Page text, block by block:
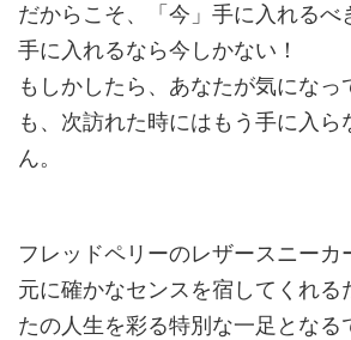
だからこそ、「今」手に入れるべ
手に入れるなら今しかない！
もしかしたら、あなたが気になっ
も、次訪れた時にはもう手に入ら
ん。
フレッドペリーのレザースニーカ
元に確かなセンスを宿してくれる
たの人生を彩る特別な一足となる